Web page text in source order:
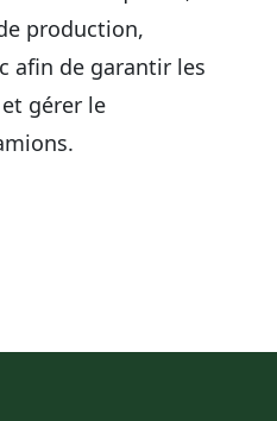
production,
afin de garantir les
gérer le